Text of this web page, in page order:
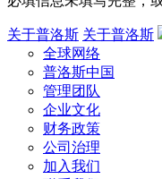
关于普洛斯 关于普洛斯
全球网络
普洛斯中国
管理团队
企业文化
财务政策
公司治理
加入我们